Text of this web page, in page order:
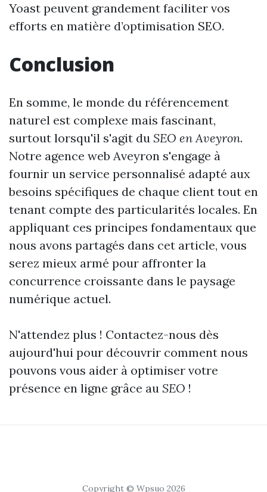
Yoast peuvent grandement faciliter vos
efforts en matière d’optimisation SEO.
Conclusion
En somme, le monde du référencement
naturel est complexe mais fascinant,
surtout lorsqu'il s'agit du SEO en Aveyron.
Notre agence web Aveyron s'engage à
fournir un service personnalisé adapté aux
besoins spécifiques de chaque client tout en
tenant compte des particularités locales. En
appliquant ces principes fondamentaux que
nous avons partagés dans cet article, vous
serez mieux armé pour affronter la
concurrence croissante dans le paysage
numérique actuel.
N'attendez plus ! Contactez-nous dès
aujourd'hui pour découvrir comment nous
pouvons vous aider à optimiser votre
présence en ligne grâce au SEO !
Copyright © Wpsuo 2026